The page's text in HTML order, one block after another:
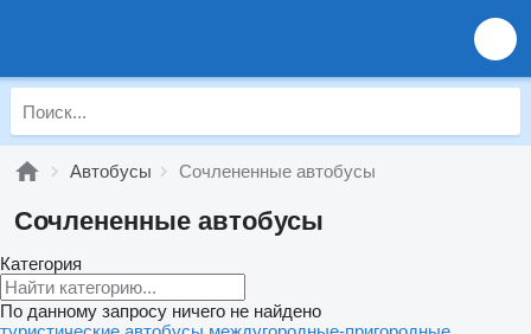
Автобусы Сочлененные автобусы
Сочлененные автобусы
Категория
По данному запросу ничего не найдено